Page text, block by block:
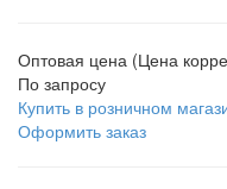
Оптовая цена (Цена
По запросу
Купить в розничном
Оформить заказ